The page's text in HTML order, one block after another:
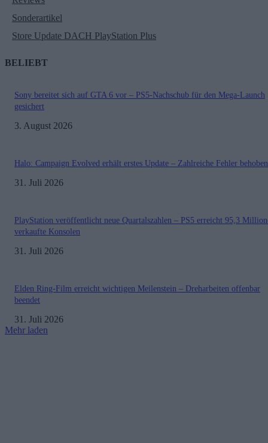
Sonderartikel
Store Update DACH PlayStation Plus
BELIEBT
Sony bereitet sich auf GTA 6 vor – PS5-Nachschub für den Mega-Launch
gesichert
3. August 2026
Halo: Campaign Evolved erhält erstes Update – Zahlreiche Fehler behoben
31. Juli 2026
PlayStation veröffentlicht neue Quartalszahlen – PS5 erreicht 95,3
verkaufte Konsolen
31. Juli 2026
Elden Ring-Film erreicht wichtigen Meilenstein – Dreharbeiten offenbar
beendet
31. Juli 2026
Mehr laden